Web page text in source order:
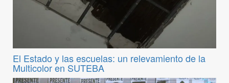
El Estado y las escuelas: un relevamiento de la
Multicolor en SUTEBA